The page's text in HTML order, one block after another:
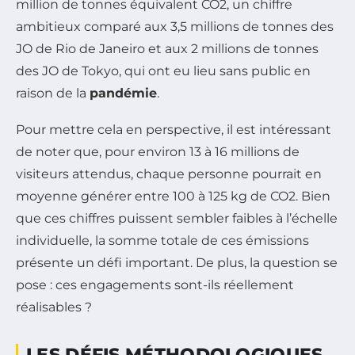
million de tonnes équivalent CO2, un chiffre
ambitieux comparé aux 3,5 millions de tonnes des
JO de Rio de Janeiro et aux 2 millions de tonnes
des JO de Tokyo, qui ont eu lieu sans public en
raison de la pandémie.
Pour mettre cela en perspective, il est intéressant
de noter que, pour environ 13 à 16 millions de
visiteurs attendus, chaque personne pourrait en
moyenne générer entre 100 à 125 kg de CO2. Bien
que ces chiffres puissent sembler faibles à l’échelle
individuelle, la somme totale de ces émissions
présente un défi important. De plus, la question se
pose : ces engagements sont-ils réellement
réalisables ?